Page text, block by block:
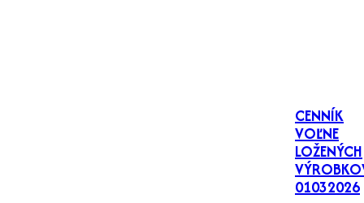
CENNÍK
VOĽNE
LOŽENÝCH
01032026